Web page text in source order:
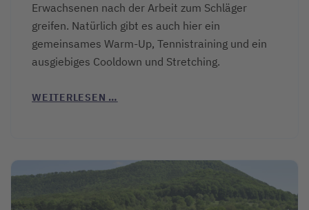
Erwachsenen nach der Arbeit zum Schläger
greifen. Natürlich gibt es auch hier ein
gemeinsames Warm-Up, Tennistraining und ein
ausgiebiges Cooldown und Stretching.
WEITERLESEN …